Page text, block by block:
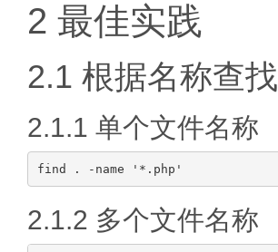
2 最佳实践
2.1 根据名称查找
2.1.1 单个文件名称
2.1.2 多个文件名称